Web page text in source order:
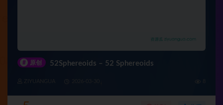
# 原创 52Sphereoids – 52 Sphereoids
ZIYUANGUA